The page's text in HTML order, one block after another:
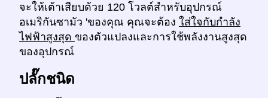
จะให้เต้าเสียบด้วย 120 โวลต์สำหรับอุปกรณ์
อเมริกันซามัว 'ของคุณ คุณจะต้อง ใส่ใจกับกำลัง
ไฟฟ้าสูงสุด ของตัวแปลงและการใช้พลังงานสูงสุด
ของอุปกรณ์
ปลั๊กชนิด